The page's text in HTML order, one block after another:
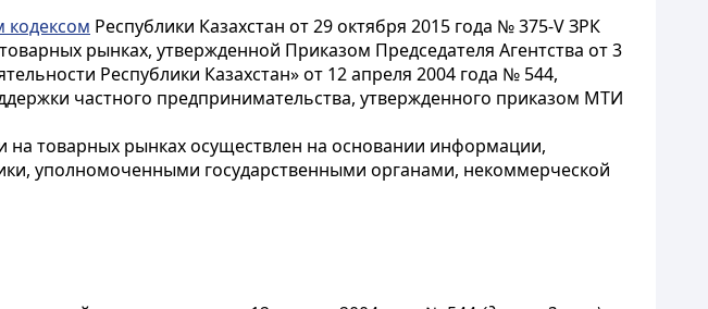
кодексом Республики Казахстан от 29 октября 2015 года № 375-V ЗРК
рынках, утвержденной Приказом Председателя Агентства от 3
Республики Казахстан» от 12 апреля 2004 года № 544,
частного предпринимательства, утвержденного приказом МТИ
на товарных рынках осуществлен на основании информации,
уполномоченными государственными органами, некоммерческой